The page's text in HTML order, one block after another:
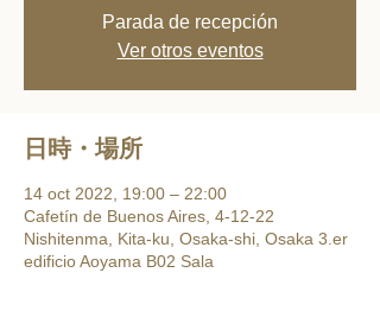
Parada de recepción
Ver otros eventos
日時・場所
14 oct 2022, 19:00 – 22:00
Cafetín de Buenos Aires, 4-12-22
Nishitenma, Kita-ku, Osaka-shi, Osaka 3.er
edificio Aoyama B02 Sala